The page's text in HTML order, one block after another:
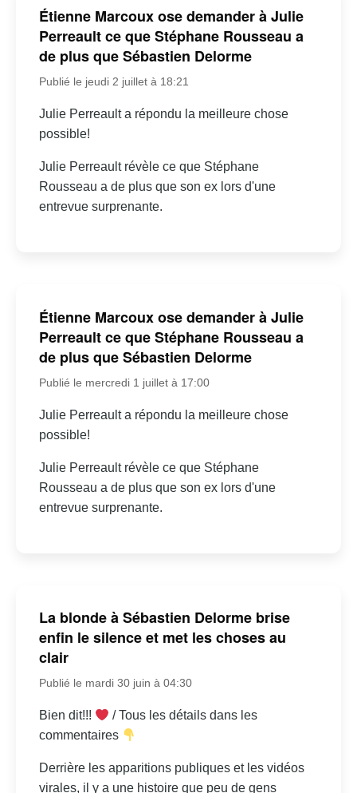
Étienne Marcoux ose demander à Julie
Perreault ce que Stéphane Rousseau a
de plus que Sébastien Delorme
Publié le jeudi 2 juillet à 18:21
Julie Perreault a répondu la meilleure chose
possible!
Julie Perreault révèle ce que Stéphane
Rousseau a de plus que son ex lors d'une
entrevue surprenante.
Étienne Marcoux ose demander à Julie
Perreault ce que Stéphane Rousseau a
de plus que Sébastien Delorme
Publié le mercredi 1 juillet à 17:00
Julie Perreault a répondu la meilleure chose
possible!
Julie Perreault révèle ce que Stéphane
Rousseau a de plus que son ex lors d'une
entrevue surprenante.
La blonde à Sébastien Delorme brise
enfin le silence et met les choses au
clair
Publié le mardi 30 juin à 04:30
Bien dit!!!
/ Tous les détails dans les
commentaires
Derrière les apparitions publiques et les vidéos
virales, il y a une histoire que peu de gens